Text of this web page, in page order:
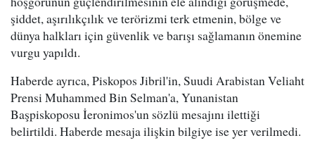
şiddet, aşırılıkçılık ve terörizmi terk etmenin, bölge ve
dünya halkları için güvenlik ve barışı sağlamanın önemine
vurgu yapıldı.
Haberde ayrıca, Piskopos Jibril'in, Suudi Arabistan Veliaht
Prensi Muhammed Bin Selman'a, Yunanistan
Başpiskoposu İeronimos'un sözlü mesajını ilettiği
belirtildi. Haberde mesaja ilişkin bilgiye ise yer verilmedi.